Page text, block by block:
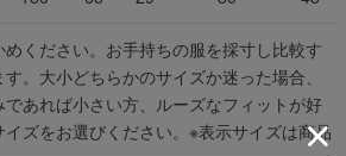
ください。お手持ちの服を採寸し比較す
。大小どちらかのサイズか迷った場合、
あれば小さい方、ルーズなフィットが好
ズをお選びください。 ※表示サイズは商品